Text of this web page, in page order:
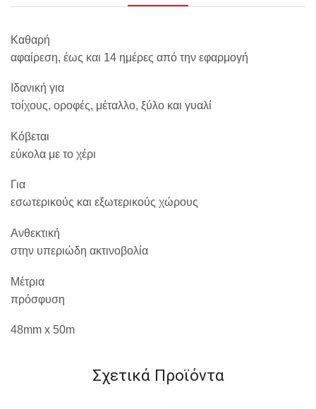
Καθαρή
αφαίρεση, έως και 14 ημέρες από την εφαρμογή
Ιδανική για
τοίχους, οροφές, μέταλλο, ξύλο και γυαλί
Κόβεται
εύκολα με το χέρι
Για
εσωτερικούς και εξωτερικούς χώρους
Ανθεκτική
στην υπεριώδη ακτινοβολία
Μέτρια
πρόσφυση
48mm x 50m
Σχετικά Προϊόντα